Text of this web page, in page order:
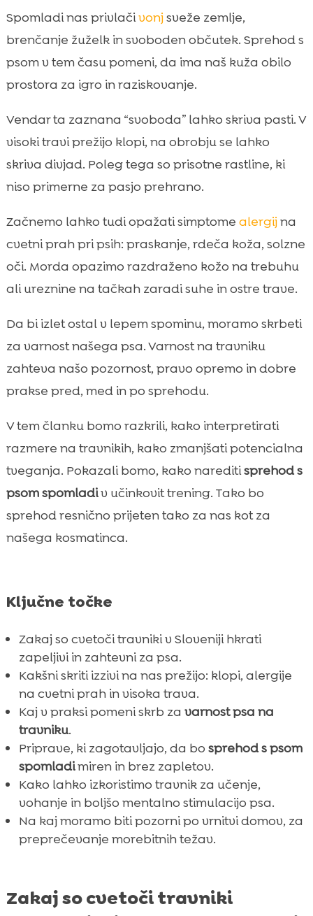
cvetoče travnike in manj gneče
 Priprava pred odhodom: oprema za varen
sprehod po travniku
Alergije pri psih spomladi: cvetni prah,
 Klopi, bolhe in druge živalice: preventiva na
cvetočih travnikih
Strupene rastline in nevarne gobe na
Varnost ob srečanjih z divjadjo in
kmetijskimi živalmi
Užitki cvetočih travnikov: ideje za igre,
Po sprehodu: nega dlake, tačk in kože, da
preprečimo težave

Hidracija in prehrana na poti: kako
CricksyDog kot pametna izbira za
spomladanske sprehode in občutljive pse
Etični in okoljski vidik: spoštovanje
Spomladi nas privlačivonjsveže zemlje,
brenčanje žuželk in svoboden občutek. Sprehod s
psom v tem času pomeni, da ima naš kuža obilo
prostora za igro in raziskovanje.
Vendar ta zaznana “svoboda” lahko skriva pasti. V
visoki travi prežijo klopi, na obrobju se lahko
skriva divjad. Poleg tega so prisotne rastline, ki
niso primerne za pasjo prehrano.
Začnemo lahko tudi opažati simptome alergijna
cvetni prah pri psih: praskanje, rdeča koža, solzne
oči. Morda opazimo razdraženo kožo na trebuhu
ali ureznine na tačkah zaradi suhe in ostre trave.
Da bi izlet ostal v lepem spominu, moramo skrbeti
za varnost našega psa. Varnost na travniku
zahteva našo pozornost, pravo opremo in dobre
prakse pred, med in po sprehodu.
V tem članku bomo razkrili, kako interpretirati
razmere na travnikih, kako zmanjšati potencialna
tveganja. Pokazali bomo, kako nareditisprehod s
psom spomladiv učinkovit trening. Tako bo
sprehod resnično prijeten tako za nas kot za
našega kosmatinca.
Ključne točke
Zakaj so cvetoči travniki v Sloveniji hkrati
zapeljivi in zahtevni za psa.
Kakšni skriti izzivi na nas prežijo: klopi, alergije
na cvetni prah in visoka trava.
Kaj v praksi pomeni skrb za varnost psa na
travniku.
Priprave, ki zagotavljajo, da bo sprehod s psom
spomladimiren in brez zapletov.
Kako lahko izkoristimo travnik za učenje,
vohanje in boljšo mentalno stimulacijo psa.
Na kaj moramo biti pozorni po vrnitvi domov, za
preprečevanje morebitnih težav.
Zakaj so cvetoči travniki